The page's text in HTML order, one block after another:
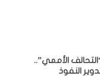
الأممي”..
النفوذ